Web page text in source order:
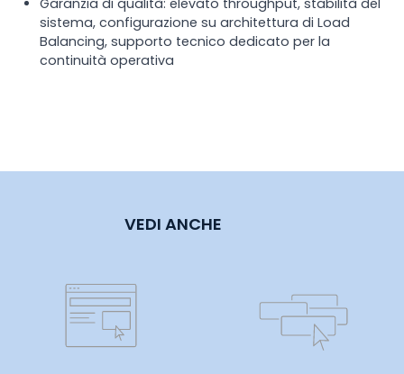
sistema, configurazione su architettura di Load
Balancing, supporto tecnico dedicato per la
continuità operativa
VEDI ANCHE